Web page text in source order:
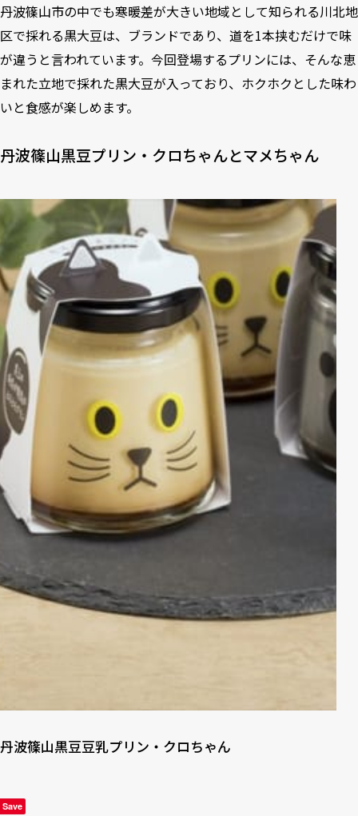
丹波篠山市の中でも寒暖差が大きい地域として知られる川北地
区で採れる黒大豆は、ブランドであり、道を1本挟むだけで味
が違うと言われています。今回登場するプリンには、そんな恵
まれた立地で採れた黒大豆が入っており、ホクホクとした味わ
いと食感が楽しめます。
丹波篠山黒豆プリン・クロちゃんとマメちゃん
丹波篠山黒豆豆乳プリン・クロちゃん
Save